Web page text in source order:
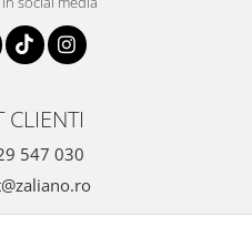
CLIENTI
547 030